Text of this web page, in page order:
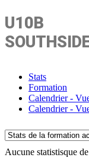
U10B
Stats
Formation
Calendrier -
Calendrier -
Aucune statistisque